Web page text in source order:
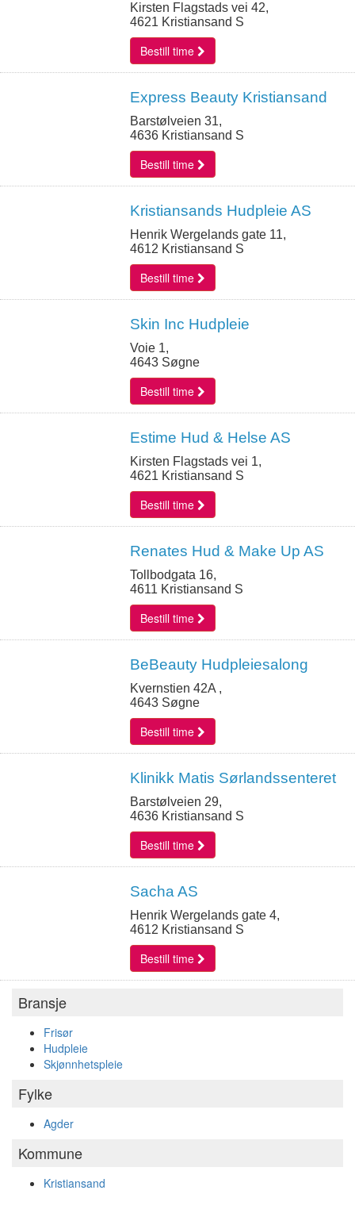
Kirsten Flagstads vei 42,
4621 Kristiansand S
Bestill time
Express Beauty Kristiansand
Barstølveien 31,
4636 Kristiansand S
Bestill time
Kristiansands Hudpleie AS
Henrik Wergelands gate 11,
4612 Kristiansand S
Bestill time
Skin Inc Hudpleie
Voie 1,
4643 Søgne
Bestill time
Estime Hud & Helse AS
Kirsten Flagstads vei 1,
4621 Kristiansand S
Bestill time
Renates Hud & Make Up AS
Tollbodgata 16,
4611 Kristiansand S
Bestill time
BeBeauty Hudpleiesalong
Kvernstien 42A ,
4643 Søgne
Bestill time
Klinikk Matis Sørlandssenteret
Barstølveien 29,
4636 Kristiansand S
Bestill time
Sacha AS
Henrik Wergelands gate 4,
4612 Kristiansand S
Bestill time
Bransje
Frisør
Hudpleie
Skjønnhetspleie
Fylke
Agder
Kommune
Kristiansand